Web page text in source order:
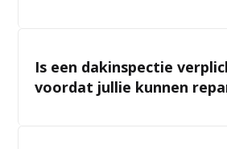
Is een dakinspectie
voordat jullie kunnen